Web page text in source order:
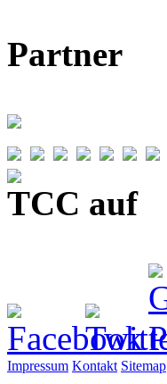
Partner
TCC auf
Impressum Kontakt Sitemap